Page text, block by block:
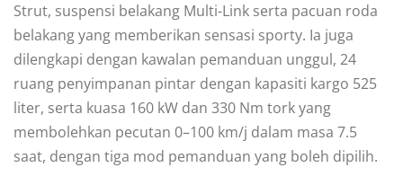
Strut, suspensi belakang Multi-Link serta pacuan roda
belakang yang memberikan sensasi sporty. Ia juga
dilengkapi dengan kawalan pemanduan unggul, 24
ruang penyimpanan pintar dengan kapasiti kargo 525
liter, serta kuasa 160 kW dan 330 Nm tork yang
membolehkan pecutan 0–100 km/j dalam masa 7.5
saat, dengan tiga mod pemanduan yang boleh dipilih.